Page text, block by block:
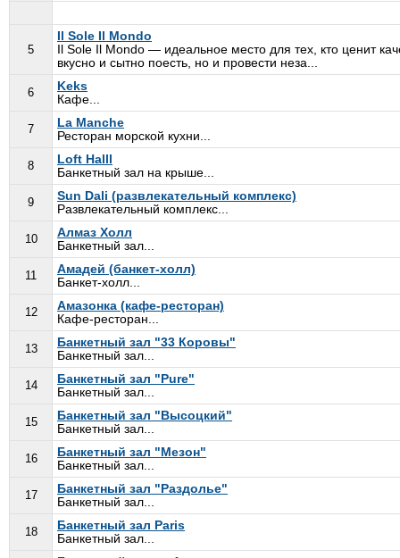
5
Il Sole Il Mondo
Il Sole Il Mondo — идеальное место для тех, кто ценит
вкусно и сытно поесть, но и провести неза...
6
Keks
Кафе...
7
La Manche
Ресторан морской кухни...
8
Loft Halll
Банкетный зал на крыше...
9
Sun Dali (развлекательный комплекс)
Развлекательный комплекс...
10
Алмаз Холл
Банкетный зал...
11
Амадей (банкет-холл)
Банкет-холл...
12
Амазонка (кафе-ресторан)
Кафе-ресторан...
13
Банкетный зал "33 Коровы"
Банкетный зал...
14
Банкетный зал "Pure"
Банкетный зал...
15
Банкетный зал "Высоцкий"
Банкетный зал...
16
Банкетный зал "Мезон"
Банкетный зал...
17
Банкетный зал "Раздолье"
Банкетный зал...
18
Банкетный зал Paris
Банкетный зал...